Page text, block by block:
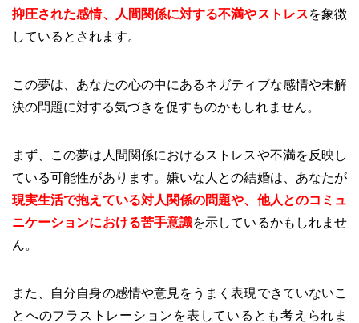
抑圧された感情、人間関係に対する不満やストレスを象徴
しているとされます。
この夢は、あなたの心の中にあるネガティブな感情や未解
決の問題に対する気づきを促すものかもしれません。
まず、この夢は人間関係におけるストレスや不満を反映し
ている可能性があります。嫌いな人との結婚は、あなたが
現実生活で抱えている対人関係の問題や、他人とのコミュ
ニケーションにおける苦手意識を示しているかもしれませ
ん。
また、自分自身の感情や意見をうまく表現できていないこ
とへのフラストレーションを表しているとも考えられま